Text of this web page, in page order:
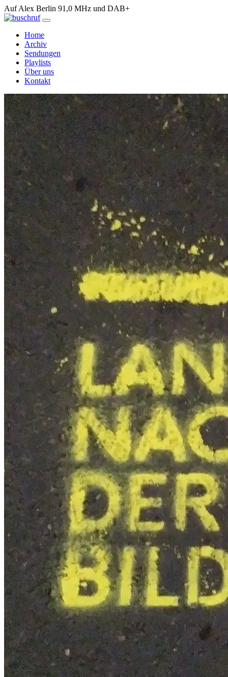
Auf Alex Berlin 91,0 MHz und DAB+
Home
Archiv
Sendungen
Playlists
Über uns
Kontakt